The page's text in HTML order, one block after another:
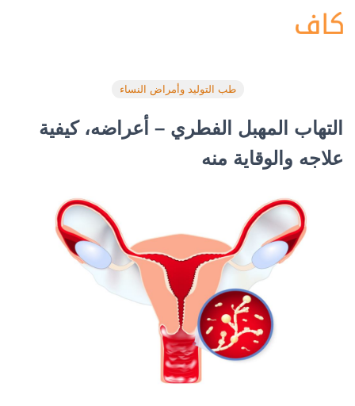
طب التوليد وأمراض النساء
التهاب المهبل الفطري – أعراضه، كيفية
علاجه والوقاية منه